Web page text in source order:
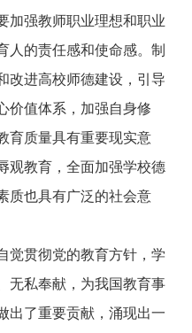
强教师职业理想和职业
人的责任感和使命感。制
改进高校师德建设，引导
价值体系，加强自身修
育质量具有重要现实意
观教育，全面加强学校德
质也具有广泛的社会意
贯彻党的教育方针，学
无私奉献，为我国教育事
出了重要贡献，涌现出一